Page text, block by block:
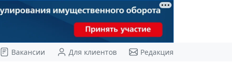
Вакансии Для клиентов Редакция